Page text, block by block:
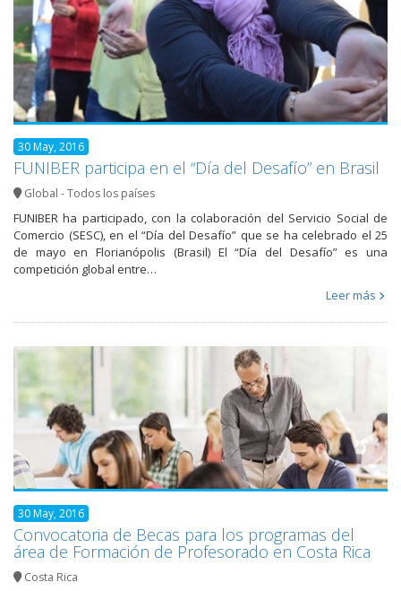
30 May, 2016
FUNIBER participa en el “Día del Desafío” en Brasil
Global - Todos los países
FUNIBER ha participado, con la colaboración del Servicio Social de
Comercio (SESC), en el “Día del Desafío” que se ha celebrado el 25
de mayo en Florianópolis (Brasil) El “Día del Desafío” es una
competición global entre…
Leer más
30 May, 2016
Convocatoria de Becas para los programas del
área de Formación de Profesorado en Costa Rica
Costa Rica